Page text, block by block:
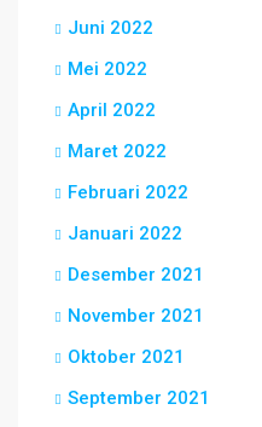
Juni 2022
Mei 2022
April 2022
Maret 2022
Februari 2022
Januari 2022
Desember 2021
November 2021
Oktober 2021
September 2021